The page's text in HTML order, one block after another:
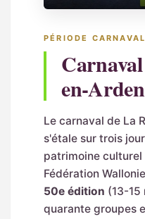
PÉRIODE
en-
Le carnaval de La
s'étale sur trois
patrimoine
Fédération
50e édition (13-15
quarante groupes